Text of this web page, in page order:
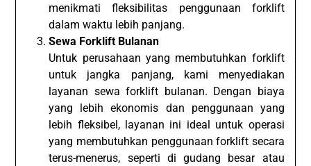
menikmati fleksibilitas penggunaan forklift
dalam waktu lebih panjang.
Sewa Forklift Bulanan
Untuk perusahaan yang membutuhkan forklift
untuk jangka panjang, kami menyediakan
layanan sewa forklift bulanan. Dengan biaya
yang lebih ekonomis dan penggunaan yang
lebih fleksibel, layanan ini ideal untuk operasi
yang membutuhkan penggunaan forklift secara
terus-menerus, seperti di gudang besar atau